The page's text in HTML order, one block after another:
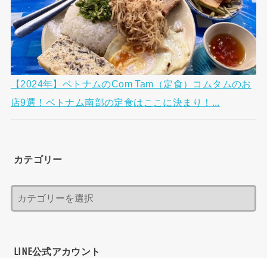
【2024年】ベトナムのCom Tam（定食）コムタムのお
店9選！ベトナム南部の定食はここに決まり！...
カテゴリー
LINE公式アカウント